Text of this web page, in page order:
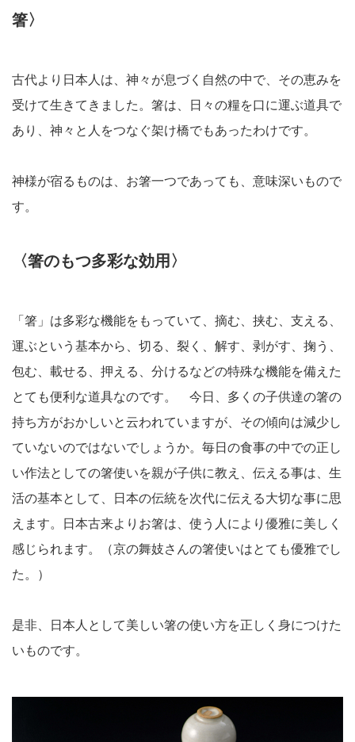
箸〉
古代より日本人は、神々が息づく自然の中で、その恵みを
受けて生きてきました。箸は、日々の糧を口に運ぶ道具で
あり、神々と人をつなぐ架け橋でもあったわけです。
神様が宿るものは、お箸一つであっても、意味深いもので
す。
〈箸のもつ多彩な効用〉
「箸」は多彩な機能をもっていて、摘む、挟む、支える、
運ぶという基本から、切る、裂く、解す、剥がす、掬う、
包む、載せる、押える、分けるなどの特殊な機能を備えた
とても便利な道具なのです。 今日、多くの子供達の箸の
持ち方がおかしいと云われていますが、その傾向は減少し
ていないのではないでしょうか。毎日の食事の中での正し
い作法としての箸使いを親が子供に教え、伝える事は、生
活の基本として、日本の伝統を次代に伝える大切な事に思
えます。日本古来よりお箸は、使う人により優雅に美しく
感じられます。（京の舞妓さんの箸使いはとても優雅でし
た。）
是非、日本人として美しい箸の使い方を正しく身につけた
いものです。